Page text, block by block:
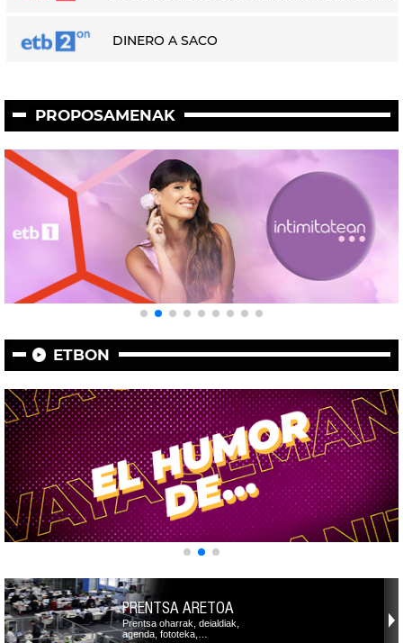
DINERO A SACO
PROPOSAMENAK
ETBON
PRENTSA ARETOA
Prentsa oharrak, deialdiak,
agenda, fototeka,…